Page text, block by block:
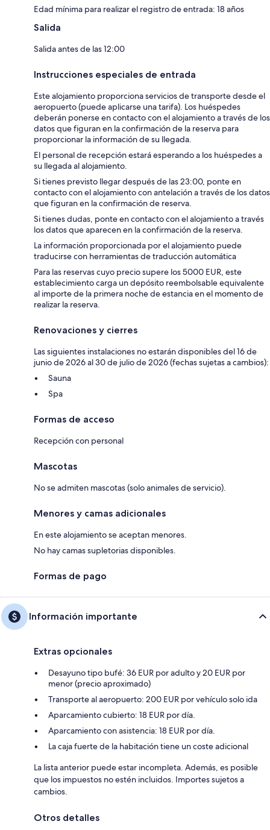
Edad mínima para realizar el registro de entrada: 18 años
Salida
Salida antes de las 12:00
Instrucciones especiales de entrada
Este alojamiento proporciona servicios de transporte desde el
aeropuerto (puede aplicarse una tarifa). Los huéspedes
deberán ponerse en contacto con el alojamiento a través de los
datos que figuran en la confirmación de la reserva para
proporcionar la información de su llegada.
El personal de recepción estará esperando a los huéspedes a
su llegada al alojamiento.
Si tienes previsto llegar después de las 23:00, ponte en
contacto con el alojamiento con antelación a través de los datos
que figuran en la confirmación de reserva.
Si tienes dudas, ponte en contacto con el alojamiento a través
los datos que aparecen en la confirmación de la reserva.
La información proporcionada por el alojamiento puede
traducirse con herramientas de traducción automática
Para las reservas cuyo precio supere los 5000 EUR, este
establecimiento carga un depósito reembolsable equivalente
al importe de la primera noche de estancia en el momento de
realizar la reserva.
Renovaciones y cierres
Las siguientes instalaciones no estarán disponibles del 16 de
junio de 2026 al 30 de julio de 2026 (fechas sujetas a cambios):
Sauna
Spa
Formas de acceso
Recepción con personal
Mascotas
No se admiten mascotas (solo animales de servicio).
Menores y camas adicionales
En este alojamiento se aceptan menores.
No hay camas supletorias disponibles.
Formas de pago
Información importante
Extras opcionales
Desayuno tipo bufé: 36 EUR por adulto y 20 EUR por
menor (precio aproximado)
Transporte al aeropuerto: 200 EUR por vehículo solo ida
Aparcamiento cubierto: 18 EUR por día.
Aparcamiento con asistencia: 18 EUR por día.
La caja fuerte de la habitación tiene un coste adicional
La lista anterior puede estar incompleta. Además, es posible
que los impuestos no estén incluidos. Importes sujetos a
cambios.
Otros detalles